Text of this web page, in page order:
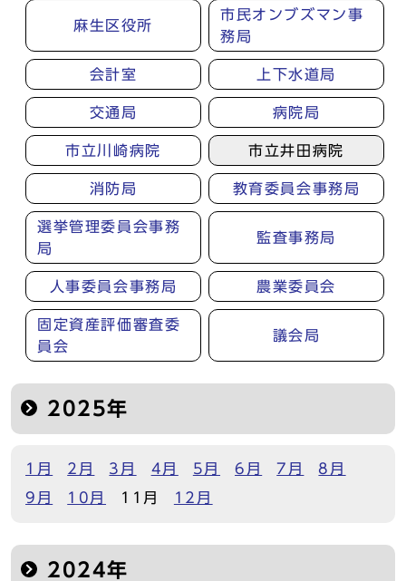
麻生区役所
市民オンブズマン事
務局
会計室 上下水道局
交通局 病院局
市立川崎病院 市立井田病院
消防局 教育委員会事務局
選挙管理委員会事務
局
監査事務局
人事委員会事務局 農業委員会
固定資産評価審査委
員会
議会局
2025年
1月 2月 3月 4月 5月 6月 7月
8月
9月
10月 11月 12月
2024年